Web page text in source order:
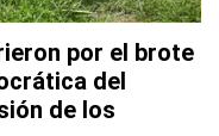
por el brote
del
de los